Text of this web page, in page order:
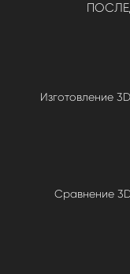
Изготовление
Сравнение